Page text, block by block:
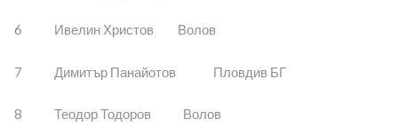
6 Ивелин Христов Волов
7 Димитър Панайотов Пловдив БГ
8 Теодор Тодоров Волов